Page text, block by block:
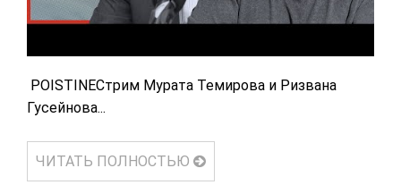
POISTINEСтрим Мурата Темирова и Ризвана
Гусейнова...
ЧИТАТЬ ПОЛНОСТЬЮ